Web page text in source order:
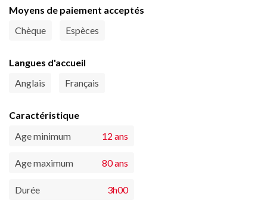
Moyens de paiement acceptés
Chèque
Espèces
Langues d'accueil
Anglais
Français
Caractéristique
Age minimum
12 ans
Age maximum 80 ans
Durée 3h00